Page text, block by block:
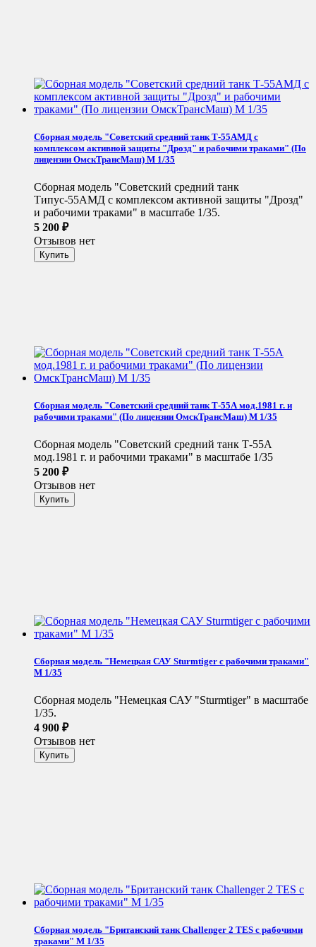
Сборная модель "Советский средний танк Т-55АМД с
комплексом активной защиты "Дрозд" и рабочими траками" (По
лицензии ОмскТрансМаш) М 1/35
Сборная модель "Советский средний танк
Типус-55АМД с комплексом активной защиты "Дрозд"
и рабочими траками" в масштабе 1/35.
5 200 ₽
Отзывов нет
Сборная модель "Советский средний танк Т-55А мод.1981 г. и
рабочими траками" (По лицензии ОмскТрансМаш) М 1/35
Сборная модель "Советский средний танк Т-55А
мод.1981 г. и рабочими траками" в масштабе 1/35
5 200 ₽
Отзывов нет
Сборная модель "Немецкая САУ Sturmtiger с рабочими траками"
М 1/35
Сборная модель "Немецкая САУ "Sturmtiger" в масштабе
1/35.
4 900 ₽
Отзывов нет
Сборная модель "Британский танк Challenger 2 TES с рабочими
траками" М 1/35